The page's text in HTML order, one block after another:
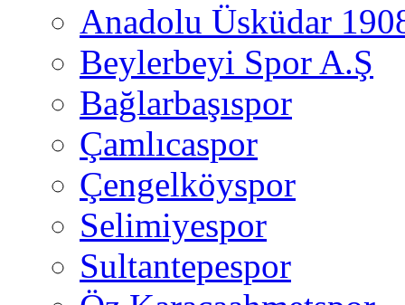
Anadolu Üsküdar
Beylerbeyi Spor A.Ş
Bağlarbaşıspor
Çamlıcaspor
Çengelköyspor
Selimiyespor
Sultantepespor